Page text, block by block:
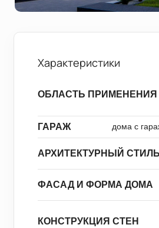
Характеристики
ОБЛАСТЬ ПРИМЕНЕНИЯ
ГАРАЖ дома с
АРХИТЕКТУРНЫЙ СТИЛЬ
ФАСАД И ФОРМА ДОМА
КОНСТРУКЦИЯ СТЕН